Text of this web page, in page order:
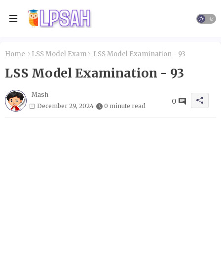
Home LSS Model Exam LSS Model Examination - 93
LSS Model Examination - 93
Mash
December 29, 2024
0 minute read
0